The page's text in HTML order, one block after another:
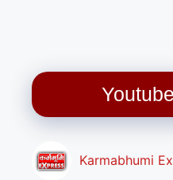
Karmabhumi